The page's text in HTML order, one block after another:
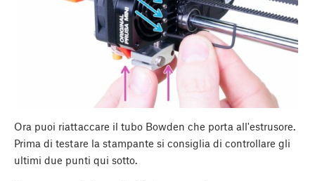
Ora puoi riattaccare il tubo Bowden che porta all'estrusore.
Prima di testare la stampante si consiglia di controllare gli
ultimi due punti qui sotto.